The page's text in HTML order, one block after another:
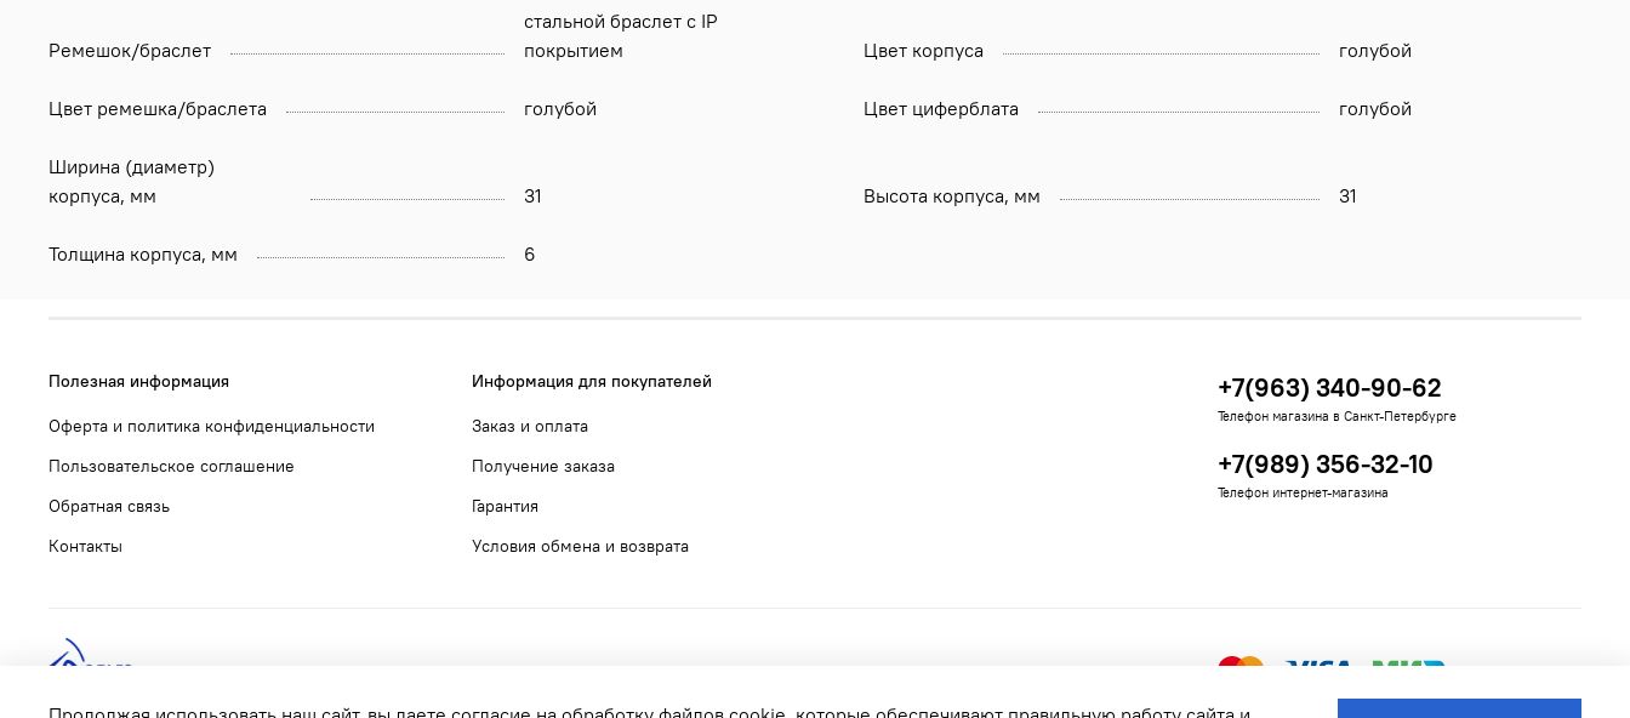
Ремешок/браслет
стальной браслет с IP
покрытием
Цвет корпуса голубой
Цвет ремешка/браслета голубой Цвет циферблата голубой
Ширина (диаметр)
корпуса, мм
31 Высота корпуса, мм 31
Толщина корпуса, мм 6
Полезная информация
Оферта и политика конфиденциальности
Пользовательское соглашение
Обратная связь
Контакты
Информация для покупателей
Заказ и оплата
Получение заказа
Гарантия
Условия обмена и возврата
+7(963) 340-90-62
Телефон магазина в Санкт-Петербурге
+7(989) 356-32-10
Телефон интернет-магазина